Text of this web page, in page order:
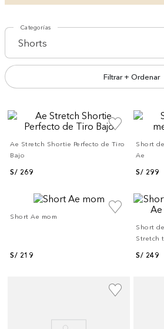
Categorías
Shorts
Filtrar + Ordenar
Ae Stretch Shortie Perfecto de Tiro
Bajo
S/ 269
Short
Ae
S/ 299
Short Ae mom
S/ 219
Short
Stretch
S/ 249